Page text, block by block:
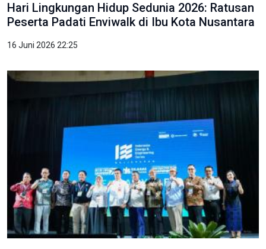
Hari Lingkungan Hidup Sedunia 2026: Ratusan
Peserta Padati Enviwalk di Ibu Kota Nusantara
16 Juni 2026 22:25